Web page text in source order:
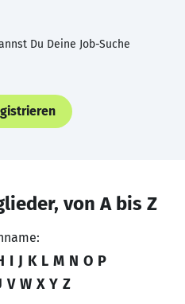
Du Deine Job-Suche
von A bis Z
I J K L M N O P
V W X Y Z